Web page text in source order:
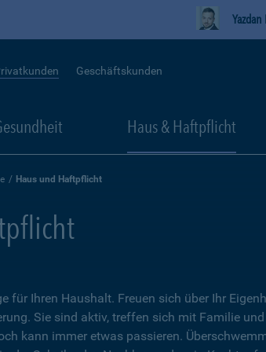
Geschäftskunden
Haus & Haftpflicht
Haus und Haftpflicht
für Ihren Haushalt. Freuen sich über Ihr
Sie sind aktiv, treffen sich mit Familie
kann immer etwas passieren.